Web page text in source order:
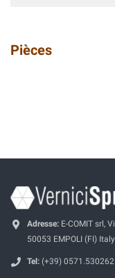
Pièces
Adresse: E-COMIT srl,
50053 EMPOLI (FI) Italy
Tel: (+39) 0571.530262